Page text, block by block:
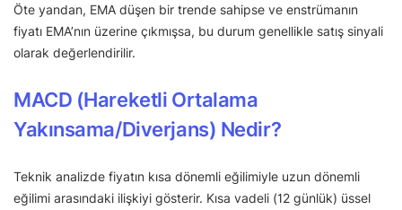
Öte yandan, EMA düşen bir trende sahipse ve enstrümanın
fiyatı EMA’nın üzerine çıkmışsa, bu durum genellikle satış sinyali
olarak değerlendirilir.
MACD (Hareketli Ortalama
Yakınsama/Diverjans) Nedir?
Teknik analizde fiyatın kısa dönemli eğilimiyle uzun dönemli
eğilimi arasındaki ilişkiyi gösterir. Kısa vadeli (12 günlük) üssel